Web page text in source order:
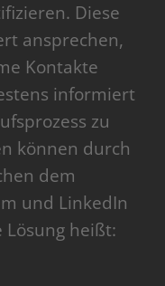
Diese
ansprechen,
Kontakte
informiert
zu
können durch
dem
und LinkedIn
Lösung heißt: